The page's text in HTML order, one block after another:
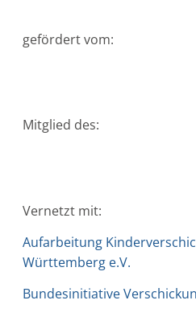
gefördert vom:
Mitglied des:
Vernetzt mit:
Aufarbeitung
Württemberg e.V.
Bundesinitiative